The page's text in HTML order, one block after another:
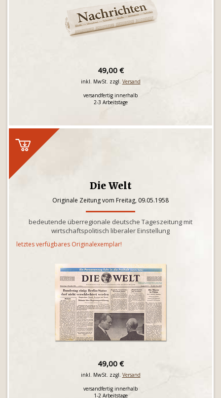
49,00 €
inkl. MwSt. zzgl. Versand
versandfertig innerhalb
2-3 Arbeitstage
Die Welt
Originale Zeitung vom Freitag, 09.05.1958
bedeutende überregionale deutsche Tageszeitung mit
wirtschaftspolitisch liberaler Einstellung
letztes verfügbares Originalexemplar!
49,00 €
inkl. MwSt. zzgl. Versand
versandfertig innerhalb
1-2 Arbeitstage